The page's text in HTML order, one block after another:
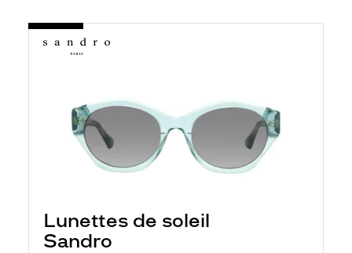
Lunettes de soleil
Sandro